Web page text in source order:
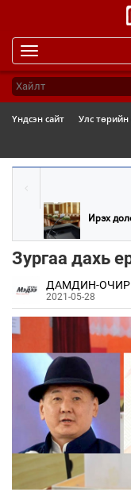
Үндсэн сайт Улс төрийн
Ирэх
Зургаа дахь
ДАМДИН-ОЧИР
2021-05-28